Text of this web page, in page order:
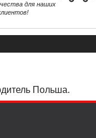
для наших
Польша.